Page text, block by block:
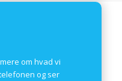
om hvad vi
og ser